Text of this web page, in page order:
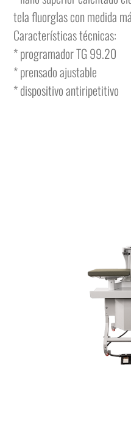
tela fluorglas con medida
Características técnicas:
* programador TG 99.20
* prensado ajustable
* dispositivo antiripetitivo